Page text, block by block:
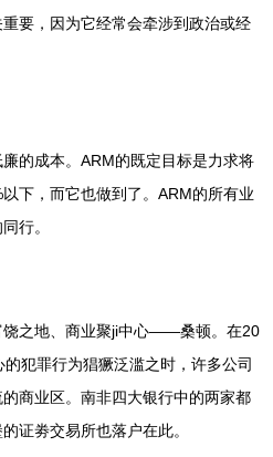
要，因为它经常会牵涉到政治或经
的成本。ARM的既定目标是力求将
下，而它也做到了。ARM的所有业
行。
饶之地、商业聚ji中心——桑顿。在20
犯罪行为猖獗泛滥之时，许多公司
商业区。南非四大银行中的两家都
证劵交易所也落户在此。